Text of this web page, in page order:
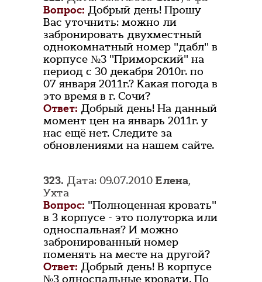
Вопрос: Добрый день! Прошу
Вас уточнить: можно ли
забронировать двухместный
однокомнатный номер "дабл" в
корпусе №3 "Приморский" на
период с 30 декабря 2010г. по
07 января 2011г.? Какая погода в
это время в г. Сочи?
Ответ: Добрый день! На данный
момент цен на январь 2011г. у
нас ещё нет. Следите за
обновлениями на нашем сайте.
323. Дата: 09.07.2010 Елена,
Ухта
Вопрос: "Полноценная кровать"
в 3 корпусе - это полуторка или
односпальная? И можно
забронированный номер
поменять на месте на другой?
Ответ: Добрый день! В корпусе
№3 односпальные кровати. По